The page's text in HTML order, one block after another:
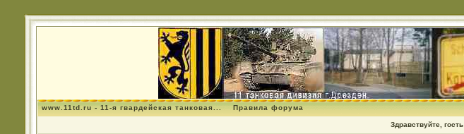
www.11td.ru - 11-я гвардейская танковая... Правила форума
Здравствуйте, гость